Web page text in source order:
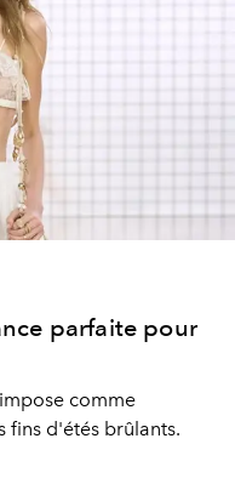
parfaite pour
comme
fins d'étés brûlants.